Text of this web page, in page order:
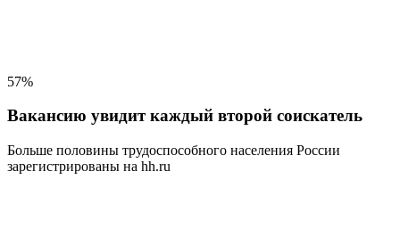
57%
Вакансию увидит каждый второй соискатель
Больше половины трудоспособного населения России
зарегистрированы на hh.ru